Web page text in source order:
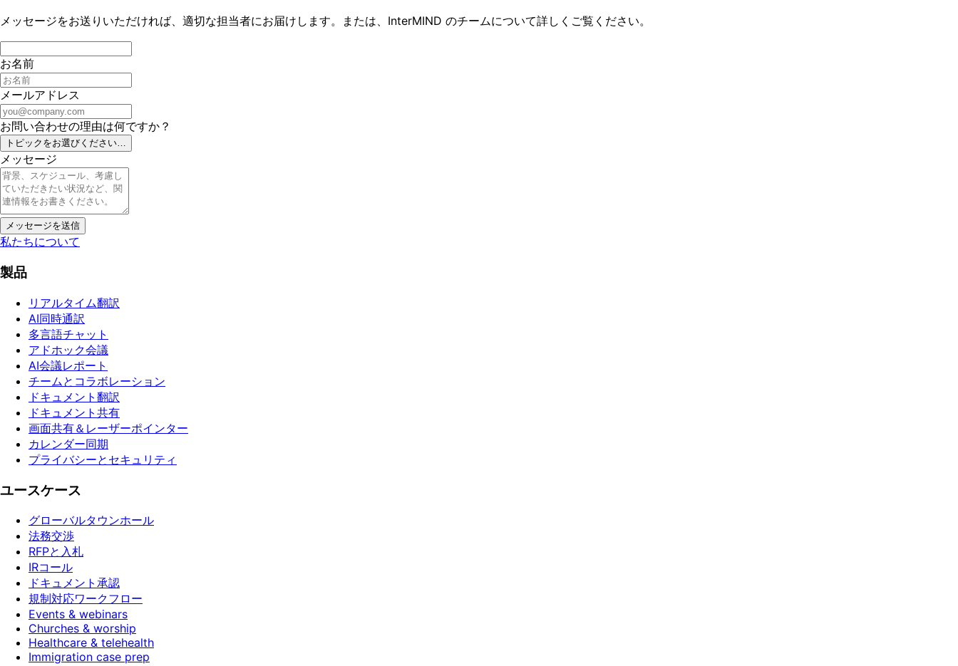
メッセージをお送りいただければ、適切な担当者にお届けします。または、InterMIND のチームについて詳しくご覧ください。
お名前
メールアドレス
お問い合わせの理由は何ですか？
トピックをお選びください…
メッセージ
メッセージを送信
私たちについて
製品
リアルタイム翻訳
AI同時通訳
多言語チャット
アドホック会議
AI会議レポート
チームとコラボレーション
ドキュメント翻訳
ドキュメント共有
画面共有＆レーザーポインター
カレンダー同期
プライバシーとセキュリティ
ユースケース
グローバルタウンホール
法務交渉
RFPと入札
IRコール
ドキュメント承認
規制対応ワークフロー
Events & webinars
Churches & worship
Healthcare & telehealth
Immigration case prep